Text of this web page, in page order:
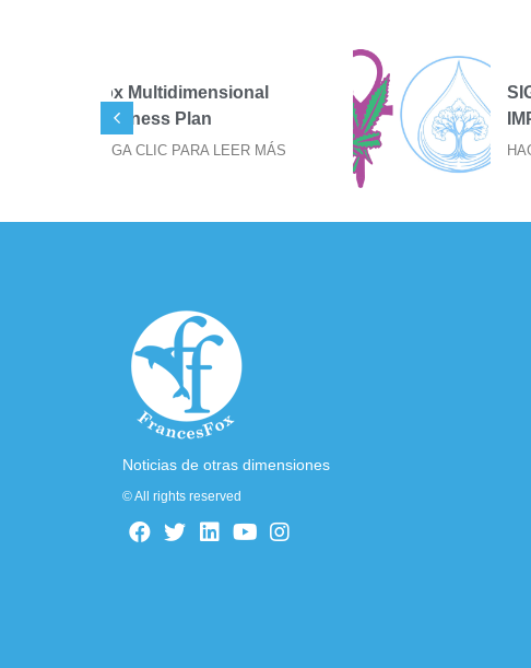
SIGILOS FOX PARA
IMPRESIÓN DE STICKERS
HAGA CLIC PARA LEER MÁS
Noticias de otras dimensiones
© All rights reserved